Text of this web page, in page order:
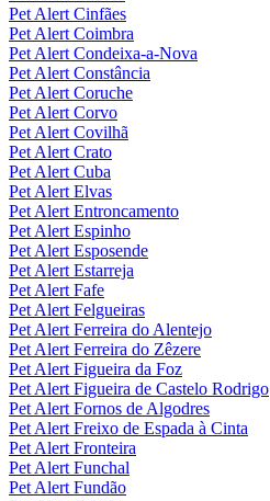
Pet Alert Cinfães
Pet Alert Coimbra
Pet Alert Condeixa-a-Nova
Pet Alert Constância
Pet Alert Coruche
Pet Alert Corvo
Pet Alert Covilhã
Pet Alert Crato
Pet Alert Cuba
Pet Alert Elvas
Pet Alert Entroncamento
Pet Alert Espinho
Pet Alert Esposende
Pet Alert Estarreja
Pet Alert Fafe
Pet Alert Felgueiras
Pet Alert Ferreira do Alentejo
Pet Alert Ferreira do Zêzere
Pet Alert Figueira da Foz
Pet Alert Figueira de Castelo Rodrigo
Pet Alert Fornos de Algodres
Pet Alert Freixo de Espada à Cinta
Pet Alert Fronteira
Pet Alert Funchal
Pet Alert Fundão